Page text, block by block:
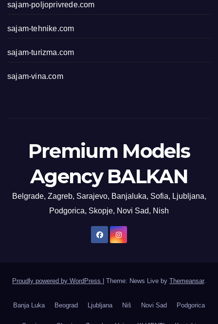
sajam-poljoprivrede.com
sajam-tehnike.com
sajam-turizma.com
sajam-vina.com
Premium Models
Agency BALKAN
Belgrade, Zagreb, Sarajevo, Banjaluka, Sofia, Ljubljana,
Podgorica, Skopje, Novi Sad, Nish
Proudly powered by WordPress Theme: News Live by Themeansar.
Banja Luka Beograd Ljubljana Niš Novi Sad Podgorica